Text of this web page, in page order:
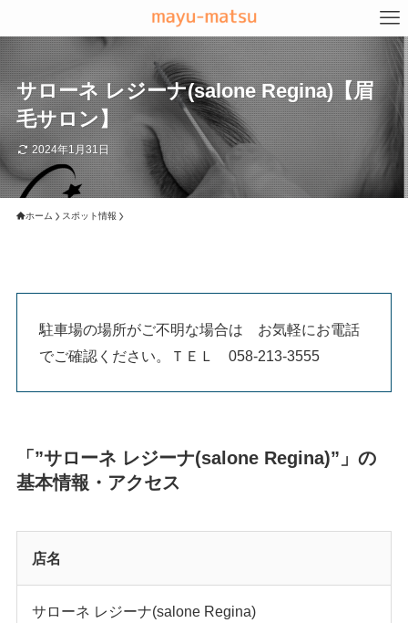
サローネ レジーナ(salone Regina)【眉
毛サロン】
2024年1月31日
ホーム スポット情報
駐車場の場所がご不明な場合は お気軽にお電話
でご確認ください。ＴＥＬ 058-213-3555
「”サローネ レジーナ(salone Regina)”」の
基本情報・アクセス
店名
サローネ レジーナ(salone Regina)